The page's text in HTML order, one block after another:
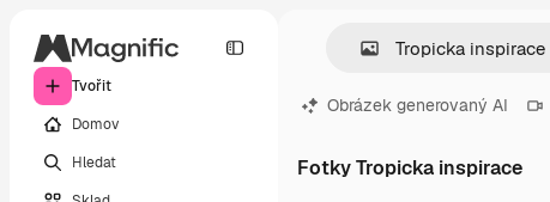
Tvořit
Domov
Hledat
Obrázek generovaný AI
Fotky Tropicka inspirace